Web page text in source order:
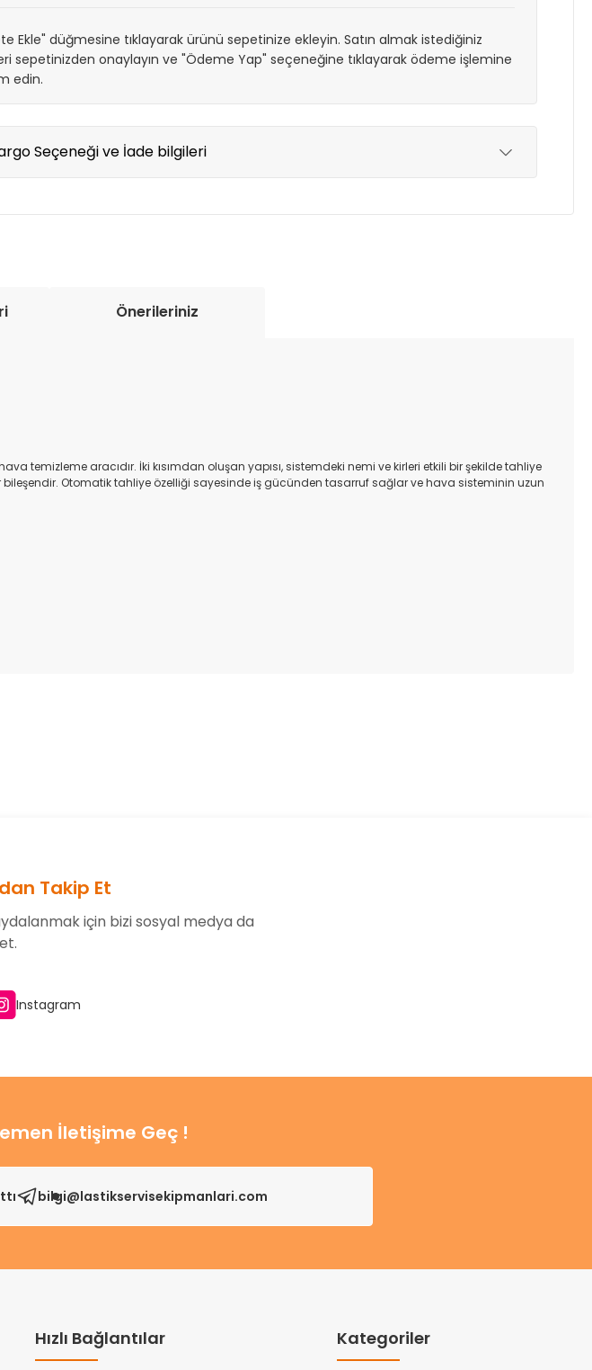
Ekle" düğmesine tıklayarak ürünü sepetinize ekleyin. Satın almak istediğiniz
sepetinizden onaylayın ve "Ödeme Yap" seçeneğine tıklayarak ödeme işlemine
edin.
Seçeneği ve İade bilgileri
Önerileriniz
temizleme aracıdır. İki kısımdan oluşan yapısı, sistemdeki nemi ve kirleri etkili bir şekilde tahliye
bileşendir. Otomatik tahliye özelliği sayesinde iş gücünden tasarruf sağlar ve hava sisteminin uzun
Takip Et
için bizi sosyal medya da
Instagram
İletişime Geç !
bilgi@lastikservisekipmanlari.com
Hızlı Bağlantılar Kategoriler